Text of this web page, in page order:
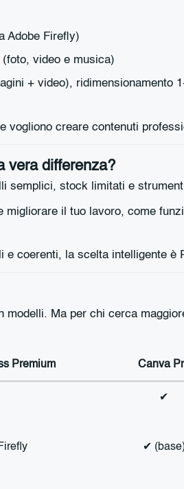
Adobe Firefly)
video e musica)
+ video), ridimensionamento
vogliono creare contenuti
vera differenza?
semplici, stock limitati e
migliorare il tuo lavoro, come
coerenti, la scelta intelligente è
modelli. Ma per chi cerca
Premium Canva
✔
✔